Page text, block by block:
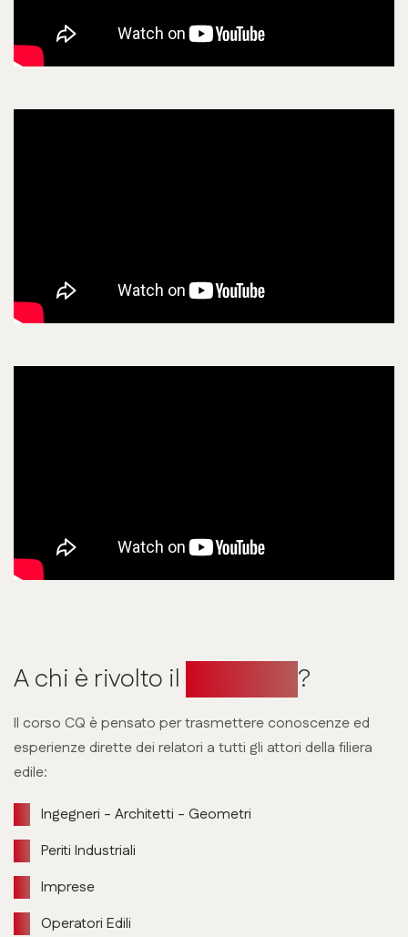
A chi è rivolto il ?
Il corso CQ è pensato per trasmettere conoscenze ed
esperienze dirette dei relatori a tutti gli attori della filiera
edile:
Ingegneri - Architetti - Geometri
Periti Industriali
Imprese
Operatori Edili